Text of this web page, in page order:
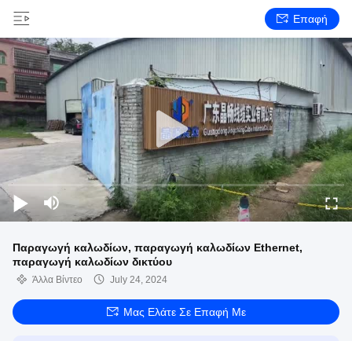
Επαφή
Παραγωγή καλωδίων, παραγωγή καλωδίων Ethernet,
παραγωγή καλωδίων δικτύου
Άλλα Βίντεο July 24, 2024
Μας Ελάτε Σε Επαφή Με